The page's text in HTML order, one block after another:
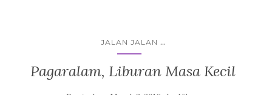
JALAN JALAN ...
Pagaralam, Liburan Masa Kecil